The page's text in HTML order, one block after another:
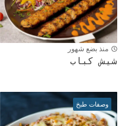
منذ بضع شهور
شيش كباب
وصفات طبخ